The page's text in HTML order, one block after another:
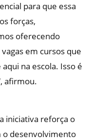
para que essa
forças,
oferecendo
em cursos que
na escola. Isso é
afirmou.
iniciativa reforça o
o desenvolvimento